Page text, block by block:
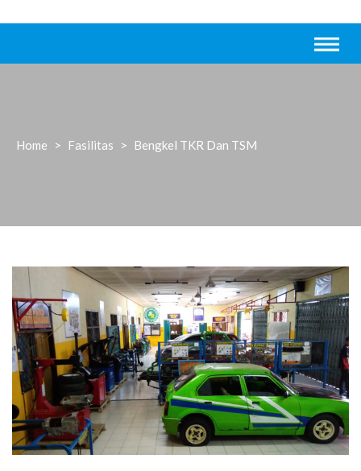
Home > Fasilitas > Bengkel TKR Dan TSM